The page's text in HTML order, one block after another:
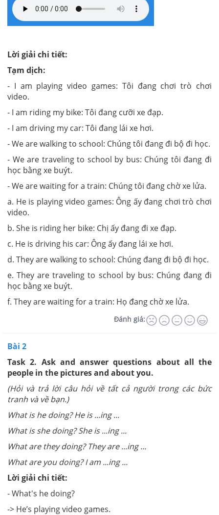
Lời giải chi tiết:
Tạm dịch:
- I am playing video games: Tôi đang chơi trò chơi
video.
- I am riding my bike: Tôi đang cưỡi xe đạp.
- I am driving my car: Tôi đang lái xe hơi.
- We are walking to school: Chúng tôi đang đi bộ đi học.
- We are traveling to school by bus: Chúng tôi đang đi
học bằng xe buýt.
- We are waiting for a train: Chúng tôi đang chờ xe lửa.
a. He is playing video games: Ông ấy đang chơi trò chơi
video.
b. She is riding her bike: Chị ấy đang đi xe đạp.
c. He is driving his car: Ông ấy đang lái xe hơi.
d. They are walking to school: Chúng đang đi bộ đi học.
e. They are traveling to school by bus: Chúng đang đi
học bằng xe buýt.
f. They are waiting for a train: Họ đang chờ xe lửa.
Đánh giá:
Bài 2
Task 2. Ask and answer questions about all the
people in the pictures and about you.
(Hỏi và trả lời câu hỏi về tất cả người trong các bức
tranh và về bạn.)
What is he doing? He is ...ing ...
What is she doing? She is ...ing ...
What are they doing? They are ...ing ...
What are you doing? I am ...ing ...
Lời giải chi tiết:
- What's he doing?
-> He’s playing video games.